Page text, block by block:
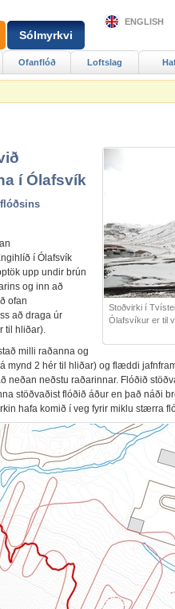
Stoðvirki í
Ólafsvíkur er til
í Ólafsvík
í Ólafsvík
upp undir brún
og inn að
ofan
að draga úr
til hliðar).
milli raðanna og
mynd 2 hér til hliðar) og flæddi
neðan neðstu raðarinnar. Flóðið
stöðvaðist flóðið áður en það náði
hafa komið í veg fyrir miklu stærra
Ofanflóð Loftslag
Sólmyrkvi
ENGLISH